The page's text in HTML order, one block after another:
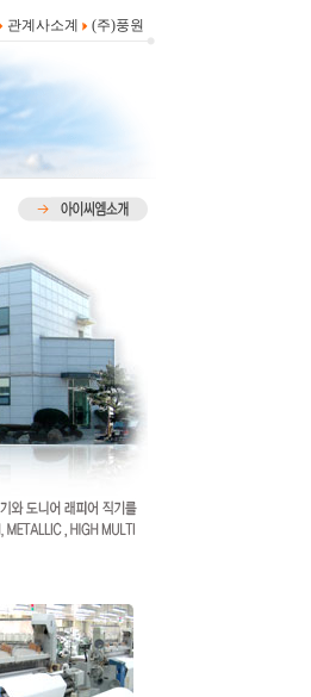
관계사소계 (주)풍원